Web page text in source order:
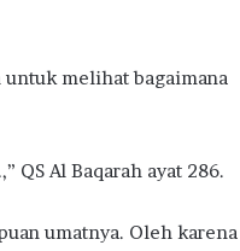
melihat bagaimana
QS Al Baqarah ayat 286.
umatnya. Oleh karena